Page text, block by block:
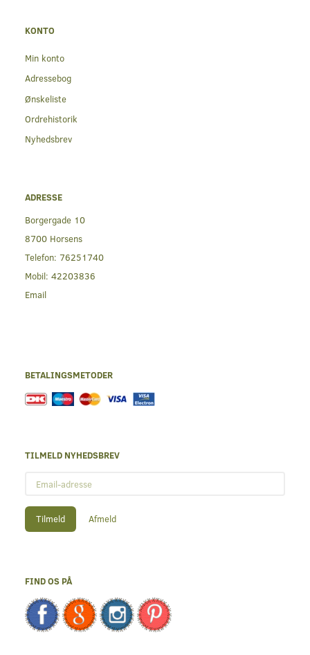
KONTO
Min konto
Adressebog
Ønskeliste
Ordrehistorik
Nyhedsbrev
ADRESSE
Borgergade 10
8700 Horsens
Telefon: 76251740
Mobil: 42203836
Email
BETALINGSMETODER
TILMELD NYHEDSBREV
adresse
Tilmeld Afmeld
FIND OS PÅ